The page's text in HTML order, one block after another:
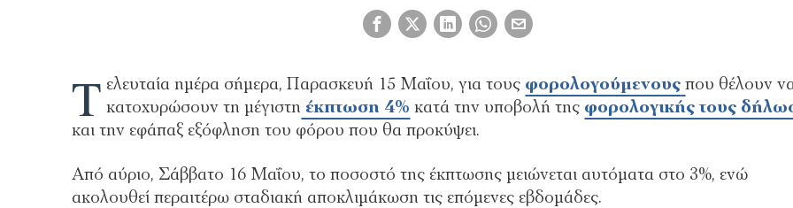
Τ ελευταία ημέρα σήμερα, Παρασκευή 15 Μαΐου, για τους φορολογούμενους που θέλουν
κατοχυρώσουν τη μέγιστη έκπτωση 4% κατά την υποβολή της φορολογικής τους
και την εφάπαξ εξόφληση του φόρου που θα προκύψει.
Από αύριο, Σάββατο 16 Μαΐου, το ποσοστό της έκπτωσης μειώνεται αυτόματα στο 3%, ενώ
ακολουθεί περαιτέρω σταδιακή αποκλιμάκωση τις επόμενες εβδομάδες.